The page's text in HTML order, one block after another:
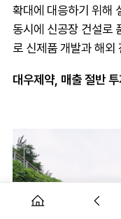
확대에 대응하기 위해
동시에 신공장 건설로
로 신제품 개발과 해외
대우제약, 매출 절반